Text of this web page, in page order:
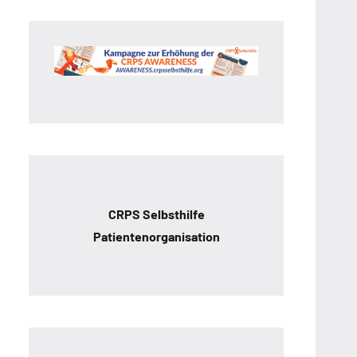
CRPS Selbsthilfe
Patientenorganisation